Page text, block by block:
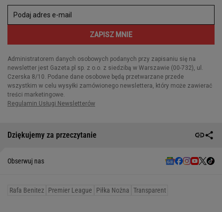
Dziękujemy za przeczytanie
Obserwuj nas
Rafa Benitez Premier League Piłka Nożna Transparent